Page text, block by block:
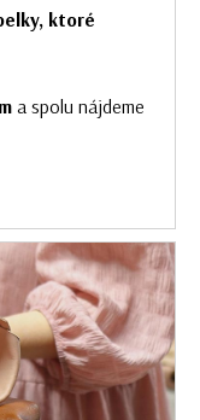
ktoré
a spolu nájdeme